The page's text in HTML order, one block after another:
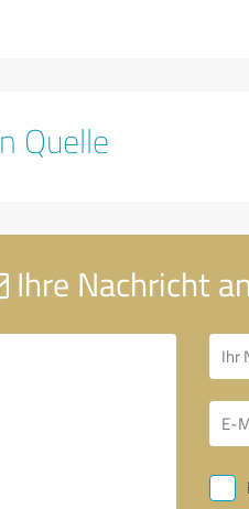
Quelle
Ihre Nachricht